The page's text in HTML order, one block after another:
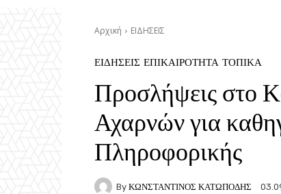
Αρχική ΕΙΔΗΣΕΙΣ
ΕΙΔΗΣΕΙΣ ΕΠΙΚΑΙΡΟΤΗΤΑ ΤΟΠΙΚΑ
Προσλήψεις στο
Αχαρνών για
Πληροφορικής
By ΚΩΝΣΤΑΝΤΙΝΟΣ ΚΑΤΩΠΟΔΗΣ